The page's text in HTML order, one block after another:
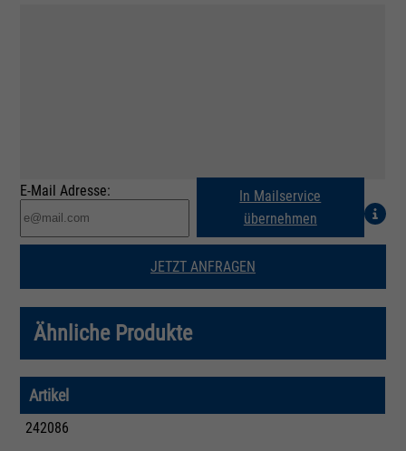
E-Mail Adresse:
In Mailservice
übernehmen
JETZT ANFRAGEN
Ähnliche Produkte
Artikel
242086